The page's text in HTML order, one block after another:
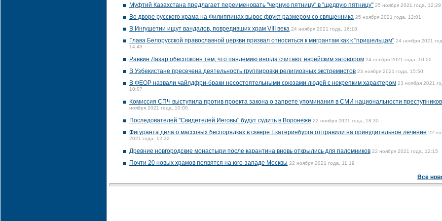
Муфтий Казахстана предлагает переименовать "черную пятницу" в "щедрую пятницу" 25 ноября 2021 года, 12:29
Во дворе русского храма на Филиппинах вырос фрукт размером со священника 25 ноября 2021 года, 12:01
В Ингушетии ищут вандалов, повредивших храм VIII века 24 ноября 2021 года, 16:18
Глава Белорусской православной церкви призвал относиться к мигрантам как к "пришельцам" 24 ноября 2021
14:43
Раввин Лазар обеспокоен тем, что пандемию иногда считают еврейским заговором 24 ноября 2021 года, 10:00
В Узбекистане пресечена деятельность группировки религиозных экстремистов 23 ноября 2021 года, 15:50
В ФЕОР назвали чайлдфри-браки несостоятельными союзами людей с некрепким характером 23 ноября 2021
10:07
Комиссия СПЧ выступила против проекта закона о запрете упоминания в СМИ национальности преступников
ноября 2021 года, 10:00
Последователей "Свидетелей Иеговы" будут судить в Воронеже 22 ноября 2021 года, 18:30
Фигуранта дела о массовых беспорядках в сквере Екатеринбурга отправили на принудительное лечение 22
2021 года, 12:32
Древние новгородские монастыри после карантина вновь открылись для паломников 22 ноября 2021 года, 12:15
Почти 20 новых храмов появятся на юго-западе Москвы 22 ноября 2021 года, 11:19
Все